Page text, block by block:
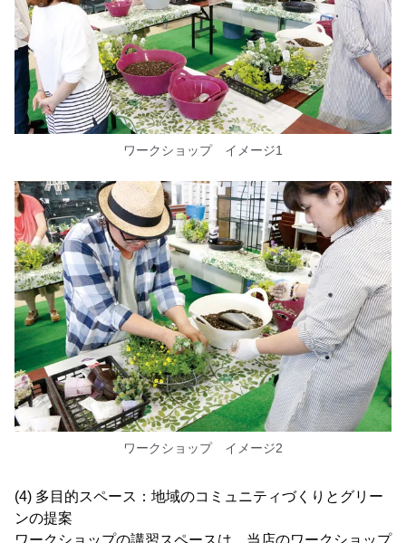
ワークショップ イメージ1
ワークショップ イメージ2
(4) 多目的スペース：地域のコミュニティづくりとグリー
ンの提案